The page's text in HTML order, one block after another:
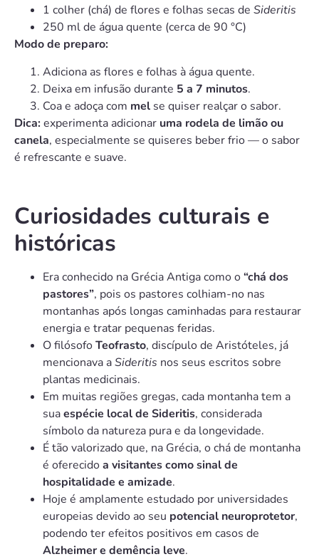
1 colher (chá) de flores e folhas secas de Sideritis
250 ml de água quente (cerca de 90 °C)
Modo de preparo:
Adiciona as flores e folhas à água quente.
Deixa em infusão durante 5 a 7 minutos.
Coa e adoça com mel se quiser realçar o sabor.
Dica:experimenta adicionar uma rodela de limão ou
canela, especialmente se quiseres beber frio — o sabor
é refrescante e suave.
Curiosidades culturais e
históricas
Era conhecido na Grécia Antiga como o“chá dos
pastores”, pois os pastores colhiam-no nas
montanhas após longas caminhadas para restaurar
energia e tratar pequenas feridas.
O filósofoTeofrasto, discípulo de Aristóteles, já
mencionava aSideritis nos seus escritos sobre
plantas medicinais.
Em muitas regiões gregas, cada montanha tem a
suaespécie local de Sideritis, considerada
símbolo da natureza pura e da longevidade.
É tão valorizado que, na Grécia, o chá de montanha
é oferecidoa visitantes como sinal de
hospitalidade e amizade.
Hoje é amplamente estudado por universidades
europeias devido ao seu potencial neuroprotetor,
podendo ter efeitos positivos em casos de
Alzheimer e demência leve.